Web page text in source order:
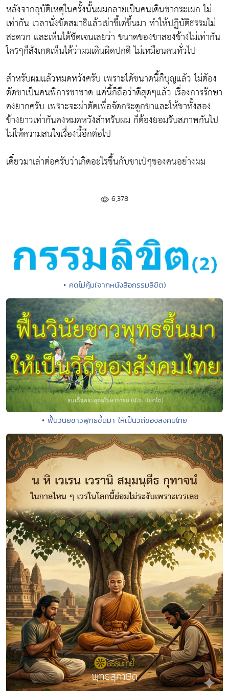
หลังจากอุบัติเหตุในครั้งนั้นผมกลายเป็นคนเดินขากระเผก ไม่
เท่ากัน เวลานั่งขัดสมาธิแล้วเข่าชี้เด่ขึ้นมา ทำให้ปฏิบัติธรรมไม่
สะดวก และเห็นได้ชัดเจนเลยว่า ขนาดของขาสองข้างไม่เท่ากัน
ใครๆก็สังเกตเห็นได้ว่าผมเดินผิดปกติ ไม่เหมือนคนทั่วไป
สำหรับผมแล้วหมดหวังครับ เพราะได้ขนาดนี้ก็บุญแล้ว ไม่ต้อง
ตัดขาเป็นคนพิการขาขาด แค่นี้ก็ถือว่าดีสุดๆแล้ว เรื่องการรักษา
คงยากครับ เพราะจะผ่าตัดเพื่อจัดกระดูกขาและให้ขาทั้งสอง
ข้างยาวเท่ากันคงหมดหวังสำหรับผม ก็ต้องยอมรับสภาพกันไป
ไม่ให้ความสนใจเรื่องนี้อีกต่อไป
เดี๋ยวมาเล่าต่อครับว่าเกิดอะไรขึ้นกับขาเป๋ๆของคนอย่างผม
6,378
• คดไม่คุ้ม(จากหนังสือกรรมลิขิต)
• ฟื้นวินัยชาวพุทธขึ้นมา ให้เป็นวิถีของสังคมไทย